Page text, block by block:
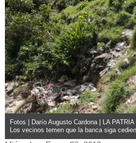
Fotos | Darío Augusto Cardona | LA
Los vecinos temen que la banca siga